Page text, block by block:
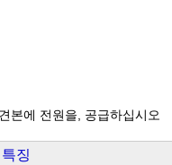
본에 전원을, 공급하십시오
징